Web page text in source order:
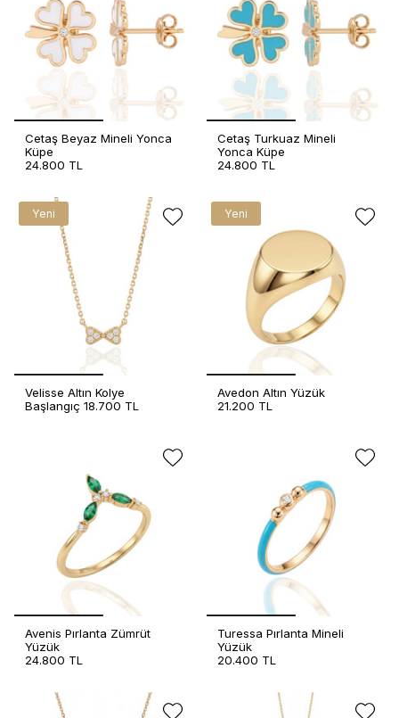
Cetaş Beyaz Mineli Yonca
Küpe
24.800 TL
Cetaş Turkuaz Mineli
Yonca Küpe
24.800 TL
Yeni
Velisse Altın Kolye
Başlangıç 18.700 TL
Yeni
Avedon Altın Yüzük
21.200 TL
Avenis Pırlanta Zümrüt
Yüzük
24.800 TL
Turessa Pırlanta Mineli
Yüzük
20.400 TL